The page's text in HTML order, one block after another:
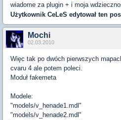
wiadome za plugin + i moja
Użytkownik CeLeS edytował ten
Mochi
02.03.2010
Więc tak po dwóch pierwszych
cvaru 4 ale potem poleci.
Moduł fakemeta
Modele:
"models/v_henade1.mdl"
"models/v_henade2.mdl"